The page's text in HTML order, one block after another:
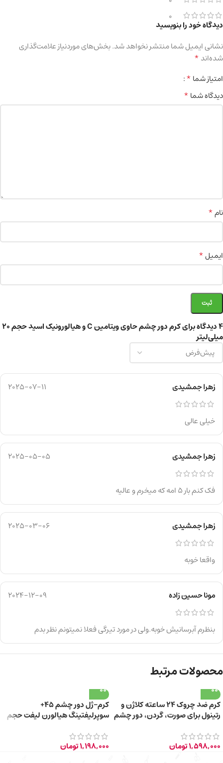
0
4 دیدگاه برای کرم دور چشم حاوی ویتامین C و هیالورونیک اسید حجم 20
میلی‌لیتر
زهرا جمشیدی 2025-07-11
خیلی عالی
زهرا جمشیدی 2025-05-05
فک کنم بار ۵ امه که میخرم و عالیه
زهرا جمشیدی 2025-03-06
واقعا خوبه
مونا حسین زاده 2024-12-09
بنظرم آبرسانیش خوبه.ولی در مورد تیرگی فعلا نمیتونم نظر بدم
دیدگاه خود را بنویسید
نشانی ایمیل شما منتشر نخواهد شد.بخش‌های موردنیاز علامت‌گذاری
شده‌اند*
امتیاز شما*
دیدگاه شما*
نام*
ایمیل*
محصولات مرتبط
کرم ضد چروک ۲۴ ساعته کلاژن و
رتینول برای صورت، گردن، دور چشم
1,598,000تومان
کرم-ژل دور چشم 45+
سوپرلیفتینگ هیالورن لیفت حجم
1,198,000تومان